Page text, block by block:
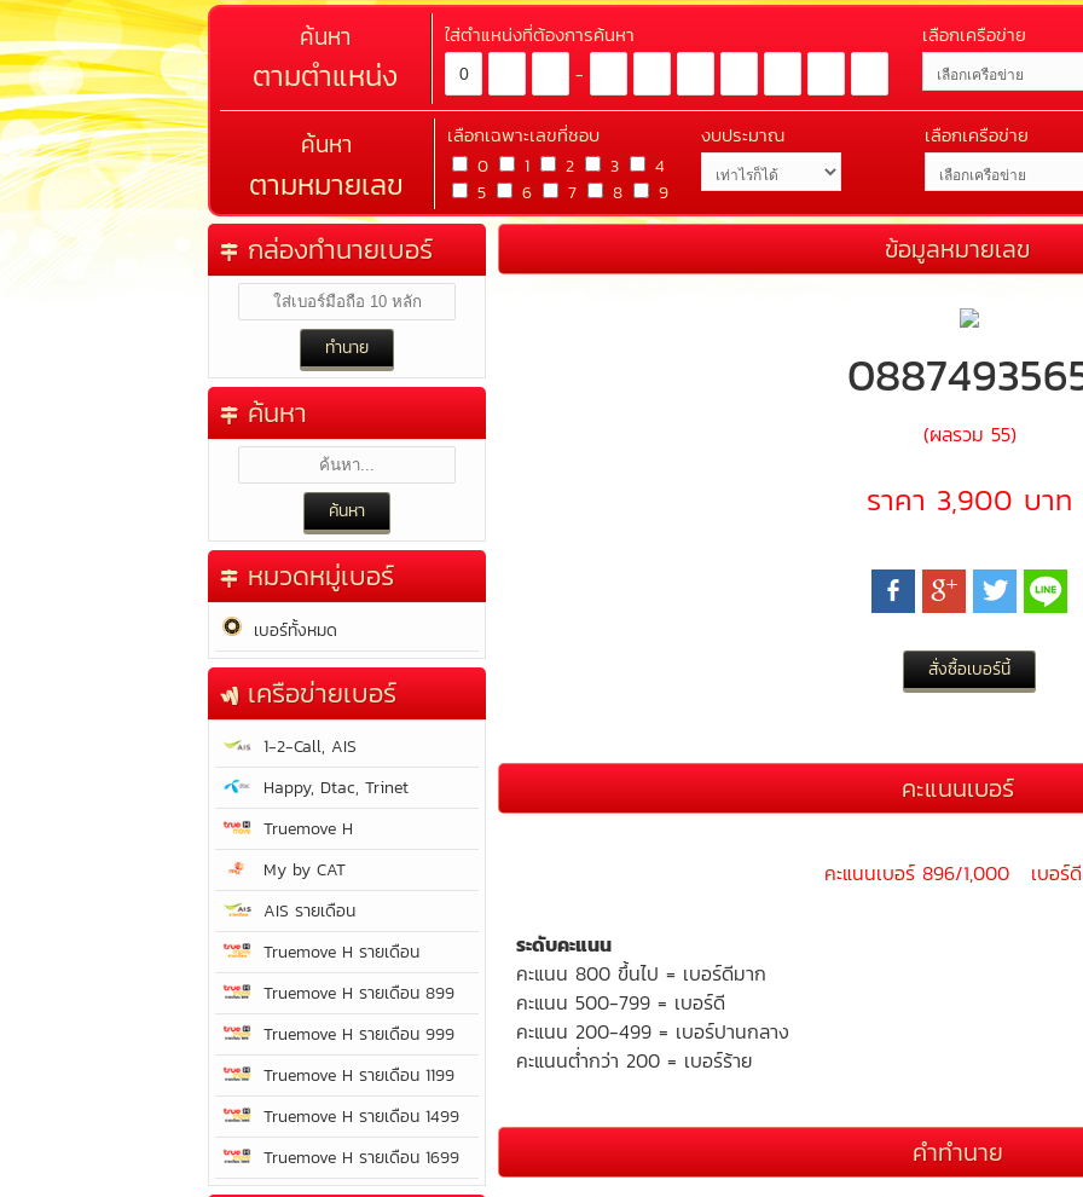
ค้นหา
ตามตำแหน่ง
ใส่ตำแหน่งที่ต้องการค้นหา
-
เลือกเครือข่าย
ค้นหา
ตามหมายเลข
เลือกเฉพาะเลขที่ชอบ
0 1 2 3
4
5
6 7 8 9
งบประมาณ เลือกเครือข่าย
กล่องทำนายเบอร์
ค้นหา
หมวดหมู่เบอร์
เบอร์ทั้งหมด
เครือข่ายเบอร์
1-2-Call, AIS
Happy, Dtac, Trinet
Truemove H
My by CAT
AIS รายเดือน
Truemove H รายเดือน
Truemove H รายเดือน 899
Truemove H รายเดือน 999
Truemove H รายเดือน 1199
Truemove H รายเดือน 1499
Truemove H รายเดือน 1699
ข้อมูลหมายเลข
(ผลรวม 55)
ราคา 3,900 บาท
คะแนนเบอร์
คะแนนเบอร์ 896/1,000 เบอร์
ระดับคะแนน
คะแนน 800 ขึ้นไป = เบอร์ดีมาก
คะแนน 500-799 = เบอร์ดี
คะแนน 200-499 = เบอร์ปานกลาง
คะแนนต่ำกว่า 200 = เบอร์ร้าย
คำทำนาย